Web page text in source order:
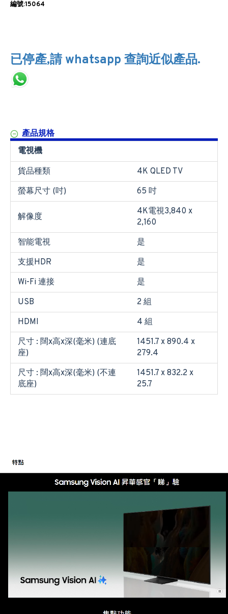
編號:15064
已停產,請 whatsapp 查詢近似產品.
產品規格
電視機
貨品種類
4K QLED TV
螢幕尺寸 (吋)
65 吋
解像度
4K電視3,840 x
2,160
智能電視
是
支援HDR
是
Wi-Fi 連接
是
USB
2 組
HDMI
4 組
尺寸 : 闊x高x深(毫米) (連底
座)
1451.7 x 890.4 x
279.4
尺寸 : 闊x高x深(毫米) (不連
底座)
1451.7 x 832.2 x
25.7